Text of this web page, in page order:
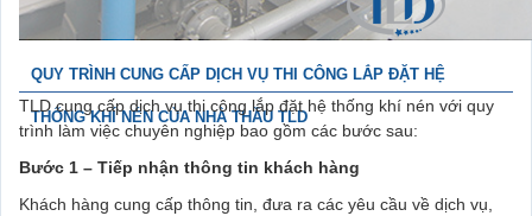
QUY TRÌNH CUNG CẤP DỊCH VỤ THI CÔNG LẮP ĐẶT HỆ
THỐNG KHÍ NÉN CỦA NHÀ THẦU TLD
TLD cung cấp dịch vụ thi công lắp đặt hệ thống khí nén với quy
trình làm việc chuyên nghiệp bao gồm các bước sau:
Bước 1 – Tiếp nhận thông tin khách hàng
Khách hàng cung cấp thông tin, đưa ra các yêu cầu về dịch vụ,